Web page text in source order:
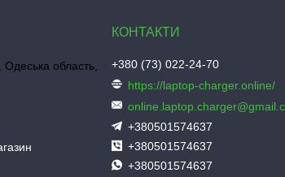
область,
+380 (73) 022-24-70
https://laptop-charger.online/
+380501574637
+380501574637
+380501574637